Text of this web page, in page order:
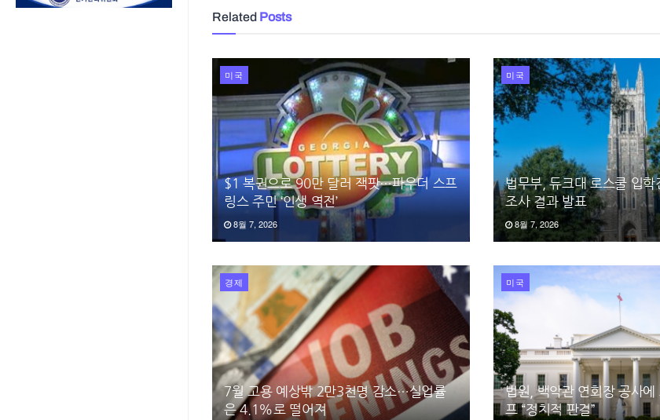
Related Posts
미국
$1 복권으로 90만 달러 잭팟…파우더 스프
링스 주민 ‘인생 역전’
8월 7, 2026
미국
법무부, 듀크대 로스쿨 입학
조사 결과 발표
8월 7, 2026
경제
7월 고용 예상밖 2만3천명 감소…실업률
은 4.1%로 떨어져
미국
법원, 백악관 연회장 공사
프 “정치적 판결”